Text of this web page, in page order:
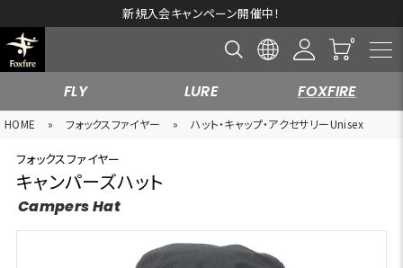
新規入会キャンペーン開催中！
FLY LURE FOXFIRE
HOME » フォックスファイヤー » ハット・キャップ・アクセサリーUnisex
フォックスファイヤー
キャンパーズハット
Campers Hat